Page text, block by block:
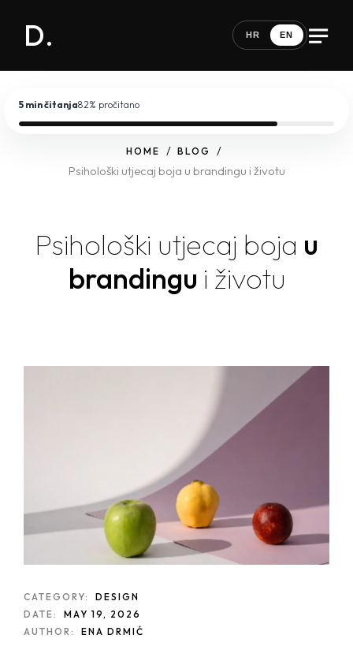
D. HR EN
HOME BLOG
Psihološki utjecaj boja u brandingu i životu
Psihološki utjecaj boja u
brandingu i životu
5 minčitanja82% pročitano
CATEGORY:
DESIGN
DATE:
MAY 19, 2026
AUTHOR:
ENA DRMIĆ